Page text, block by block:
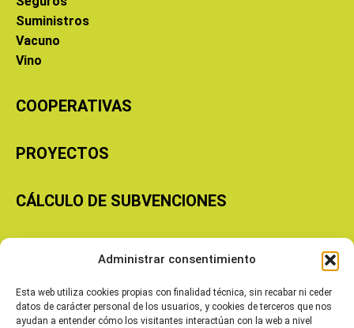
Administrar consentimiento
Esta web utiliza cookies propias con finalidad técnica, sin recabar ni ceder
datos de carácter personal de los usuarios, y cookies de terceros que nos
ayudan a entender cómo los visitantes interactúan con la web a nivel
Suministros
Vacuno
Vino
COOPERATIVAS
PROYECTOS
CÁLCULO DE SUBVENCIONES